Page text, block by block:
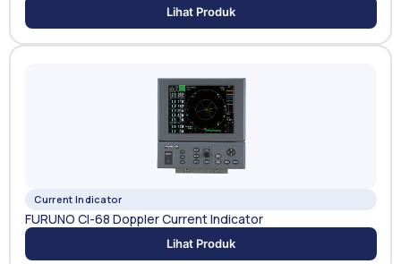
Lihat Produk
Current Indicator
FURUNO CI-68 Doppler Current Indicator
Lihat Produk